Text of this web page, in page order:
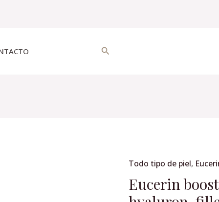
Buscar
Todo tipo de piel,
Eucerin
Eucerin
booster
anti